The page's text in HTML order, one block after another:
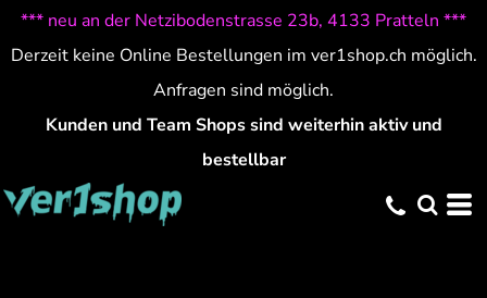
*** neu an der Netzibodenstrasse 23b, 4133 Pratteln ***
Derzeit keine Online Bestellungen im ver1shop.ch möglich.
Anfragen sind möglich.
Kunden und Team Shops sind weiterhin aktiv und
bestellbar